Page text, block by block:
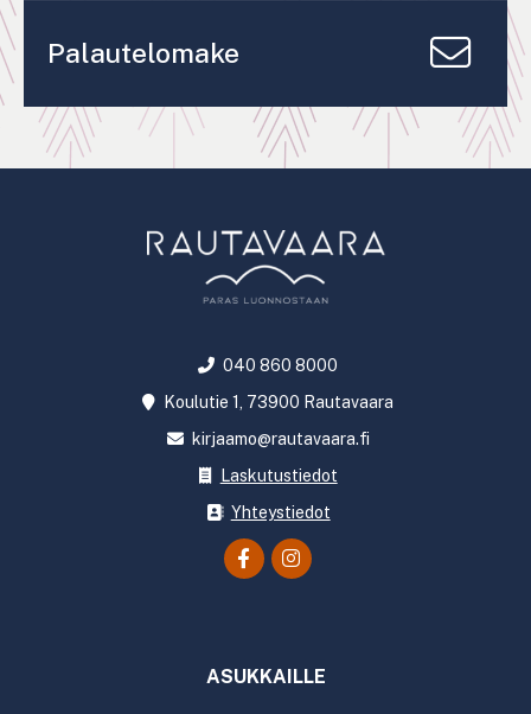
Palautelomake
040 860 8000
Koulutie 1, 73900 Rautavaara
kirjaamo@rautavaara.fi
Laskutustiedot
Yhteystiedot
ASUKKAILLE